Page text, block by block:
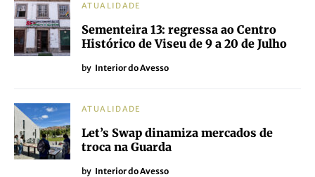
ATUALIDADE
Sementeira 13: regressa ao Centro
Histórico de Viseu de 9 a 20 de Julho
by Interior do Avesso
ATUALIDADE
Let’s Swap dinamiza mercados de
troca na Guarda
by Interior do Avesso